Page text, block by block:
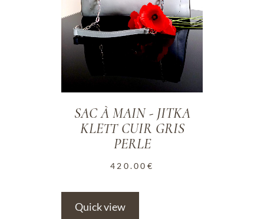
SAC À MAIN - JITKA
KLETT CUIR GRIS
PERLE
420.00 €
Quick view